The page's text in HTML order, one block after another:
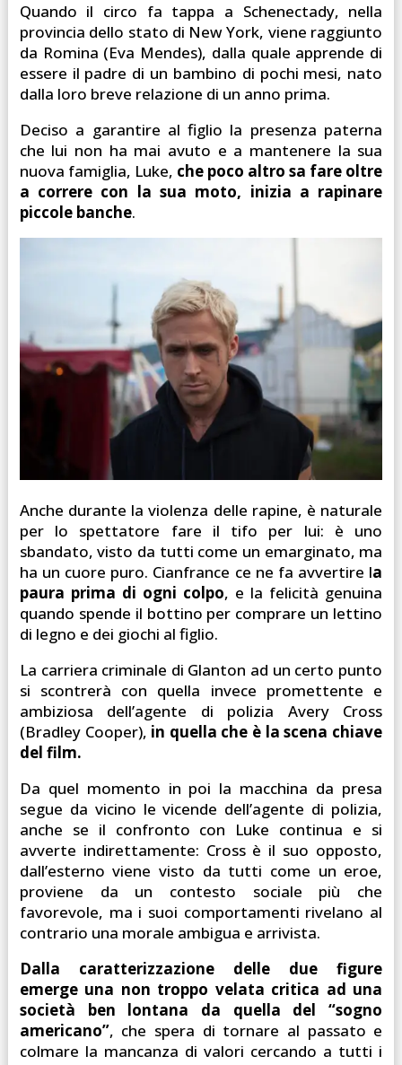
Quando il circo fa tappa a Schenectady, nella
provincia dello stato di New York, viene raggiunto
da Romina (Eva Mendes), dalla quale apprende di
essere il padre di un bambino di pochi mesi, nato
dalla loro breve relazione di un anno prima.
Deciso a garantire al figlio la presenza paterna
che lui non ha mai avuto e a mantenere la sua
nuova famiglia, Luke, che poco altro sa fare oltre
a correre con la sua moto, inizia a rapinare
piccole banche.
Anche durante la violenza delle rapine, è naturale
per lo spettatore fare il tifo per lui: è uno
sbandato, visto da tutti come un emarginato, ma
ha un cuore puro. Cianfrance ce ne fa avvertire la
paura prima di ogni colpo, e la felicità genuina
quando spende il bottino per comprare un lettino
di legno e dei giochi al figlio.
La carriera criminale di Glanton ad un certo punto
si scontrerà con quella invece promettente e
ambiziosa dell’agente di polizia Avery Cross
(Bradley Cooper), in quella che è la scena chiave
del film.
Da quel momento in poi la macchina da presa
segue da vicino le vicende dell’agente di polizia,
anche se il confronto con Luke continua e si
avverte indirettamente: Cross è il suo opposto,
dall’esterno viene visto da tutti come un eroe,
proviene da un contesto sociale più che
favorevole, ma i suoi comportamenti rivelano al
contrario una morale ambigua e arrivista.
Dalla caratterizzazione delle due figure
emerge una non troppo velata critica ad una
società ben lontana da quella del “sogno
americano”, che spera di tornare al passato e
colmare la mancanza di valori cercando a tutti i